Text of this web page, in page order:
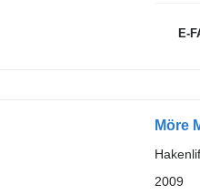
E-
Möre
2009